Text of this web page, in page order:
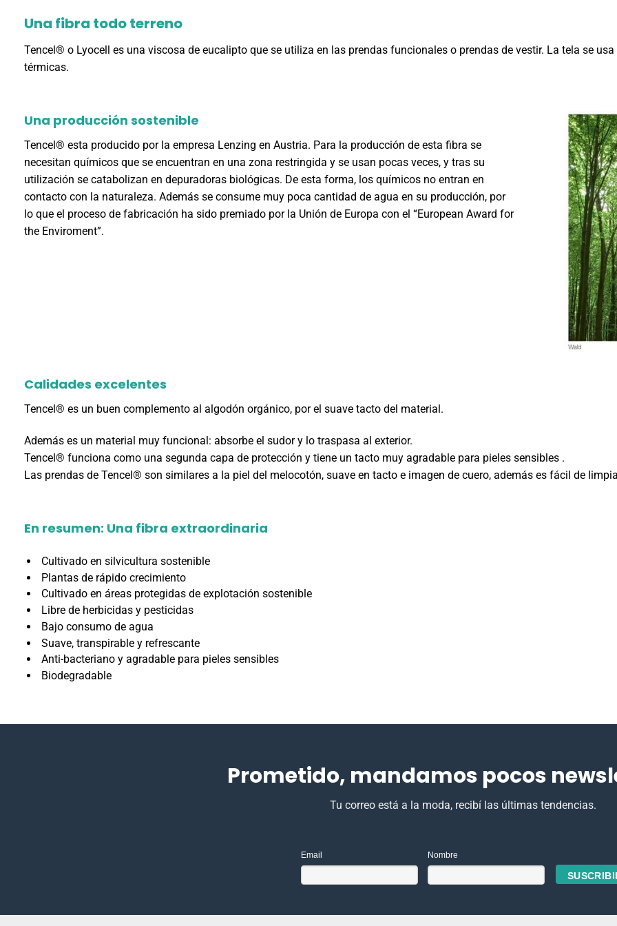
Una fibra todo terreno
Tencel® o Lyocell es una viscosa de eucalipto que se utiliza en las prendas funcionales o prendas de vestir. La tela se
térmicas.
Una producción sostenible
Tencel® esta producido por la empresa Lenzing en Austria. Para la producción de esta fibra se
necesitan químicos que se encuentran en una zona restringida y se usan pocas veces, y tras su
utilización se catabolizan en depuradoras biológicas. De esta forma, los químicos no entran en
contacto con la naturaleza. Además se consume muy poca cantidad de agua en su producción, por
lo que el proceso de fabricación ha sido premiado por la Unión de Europa con el “European Award for
the Enviroment”.
Calidades excelentes
Tencel® es un buen complemento al algodón orgánico, por el suave tacto del material.
Además es un material muy funcional: absorbe el sudor y lo traspasa al exterior.
Tencel® funciona como una segunda capa de protección y tiene un tacto muy agradable para pieles sensibles .
Las prendas de Tencel® son similares a la piel del melocotón, suave en tacto e imagen de cuero, además es fácil de
En resumen: Una fibra extraordinaria
Cultivado en silvicultura sostenible
Plantas de rápido crecimiento
Cultivado en áreas protegidas de explotación sostenible
Libre de herbicidas y pesticidas
Bajo consumo de agua
Suave, transpirable y refrescante
Anti-bacteriano y agradable para pieles sensibles
Biodegradable
Prometido, mandamos pocos
Tu correo está a la moda, recibí las últimas tendencias.
Email Nombre